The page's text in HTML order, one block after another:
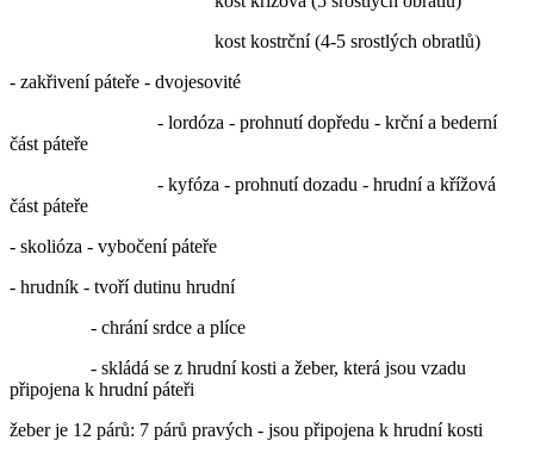
kost kostrční (4-5 srostlých obratlů)
- zakřivení páteře - dvojesovité
- lordóza - prohnutí dopředu - krční a bederní
část páteře
- kyfóza - prohnutí dozadu - hrudní a křížová
část páteře
- skolióza - vybočení páteře
- hrudník - tvoří dutinu hrudní
- chrání srdce a plíce
- skládá se z hrudní kosti a žeber, která jsou vzadu
připojena k hrudní páteři
žeber je 12 párů: 7 párů pravých - jsou připojena k hrudní kosti